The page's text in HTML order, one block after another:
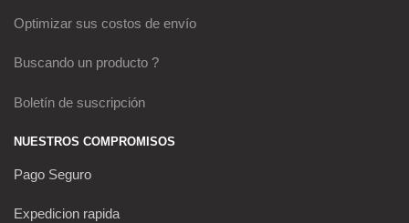
Optimizar sus costos de envío
Buscando un producto ?
Boletín de suscripción
NUESTROS COMPROMISOS
Pago Seguro
Expedicion rapida